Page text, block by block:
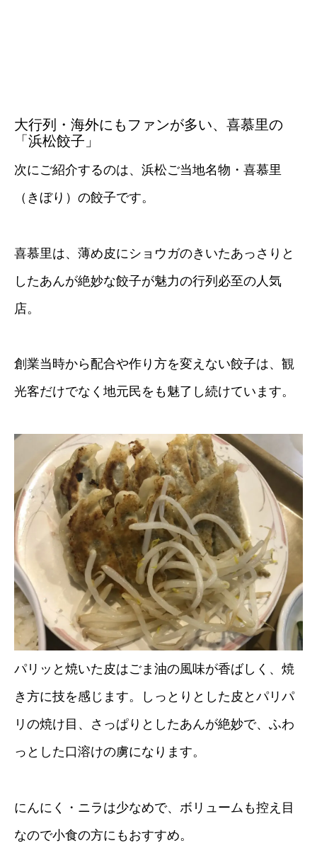
大行列・海外にもファンが多い、喜慕里の
「浜松餃子」
次にご紹介するのは、浜松ご当地名物・喜慕里
（きぼり）の餃子です。
喜慕里は、薄め皮にショウガのきいたあっさりと
したあんが絶妙な餃子が魅力の行列必至の人気
店。
創業当時から配合や作り方を変えない餃子は、観
光客だけでなく地元民をも魅了し続けています。
パリッと焼いた皮はごま油の風味が香ばしく、焼
き方に技を感じます。しっとりとした皮とパリパ
リの焼け目、さっぱりとしたあんが絶妙で、ふわ
っとした口溶けの虜になります。
にんにく・ニラは少なめで、ボリュームも控え目
なので小食の方にもおすすめ。